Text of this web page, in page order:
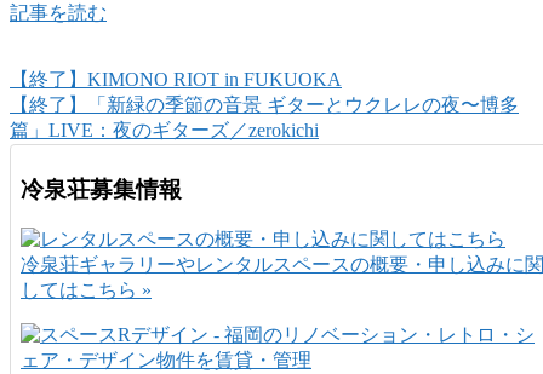
記事を読む
【終了】KIMONO RIOT in FUKUOKA
【終了】「新緑の季節の音景 ギターとウクレレの夜〜博多
篇」LIVE：夜のギターズ／zerokichi
冷泉荘募集情報
冷泉荘ギャラリーやレンタルスペースの概要・申し込みに関
してはこちら »